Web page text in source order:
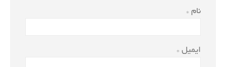
نام *
ایمیل *